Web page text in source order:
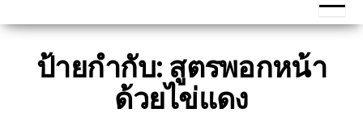
ป้ายกำกับ: สูตรพอกหน้า
ด้วยไข่แดง